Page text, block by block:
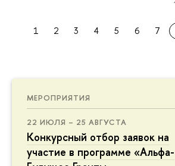
МЕРОПРИЯТИЯ
22 ИЮЛЯ – 25 АВГУСТА
Конкурсный отбор заявок на
участие в программе «Альфа-
1 2 3 4 5 6 7